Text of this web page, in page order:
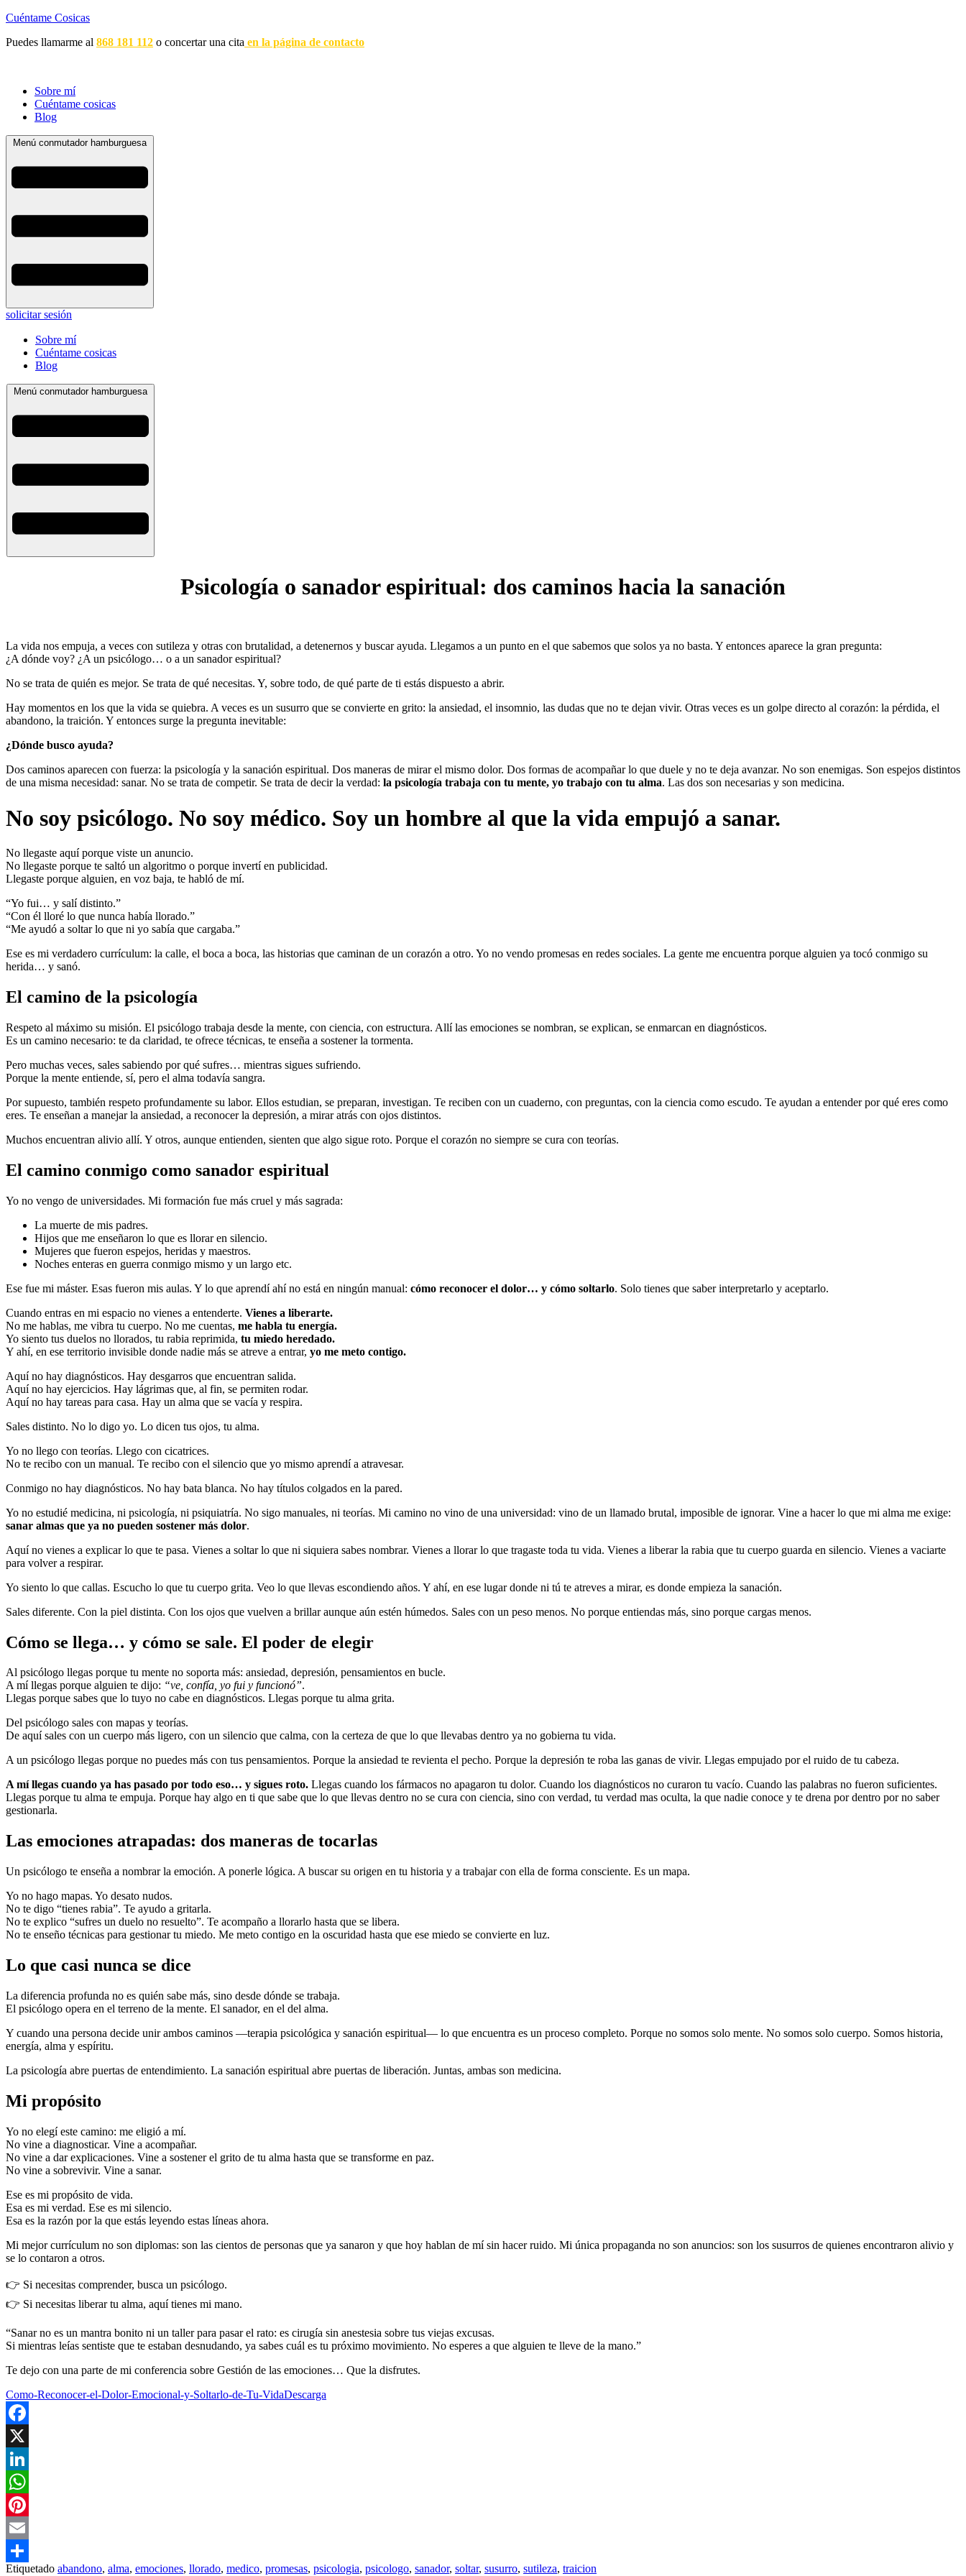
Cuéntame Cosicas
Puedes llamarme al 868 181 112 o concertar una cita en la página de contacto
Sobre mí
Cuéntame cosicas
Blog
Menú conmutador hamburguesa
solicitar sesión
Sobre mí
Cuéntame cosicas
Blog
Menú conmutador hamburguesa
Psicología o sanador espiritual: dos caminos hacia la sanación
La vida nos empuja, a veces con sutileza y otras con brutalidad, a detenernos y buscar ayuda. Llegamos a un punto en el que sabemos que solos ya no basta. Y entonces aparece la gran pregunta:
¿A dónde voy? ¿A un psicólogo… o a un sanador espiritual?
No se trata de quién es mejor. Se trata de qué necesitas. Y, sobre todo, de qué parte de ti estás dispuesto a abrir.
Hay momentos en los que la vida se quiebra. A veces es un susurro que se convierte en grito: la ansiedad, el insomnio, las dudas que no te dejan vivir. Otras veces es un golpe directo al corazón: la pérdida, el
abandono, la traición. Y entonces surge la pregunta inevitable:
¿Dónde busco ayuda?
Dos caminos aparecen con fuerza: la psicología y la sanación espiritual. Dos maneras de mirar el mismo dolor. Dos formas de acompañar lo que duele y no te deja avanzar. No son enemigas. Son espejos distintos
de una misma necesidad: sanar. No se trata de competir. Se trata de decir la verdad: la psicología trabaja con tu mente, yo trabajo con tu alma. Las dos son necesarias y son medicina.
No soy psicólogo. No soy médico. Soy un hombre al que la vida empujó a sanar.
No llegaste aquí porque viste un anuncio.
No llegaste porque te saltó un algoritmo o porque invertí en publicidad.
Llegaste porque alguien, en voz baja, te habló de mí.
“Yo fui… y salí distinto.”
“Con él lloré lo que nunca había llorado.”
“Me ayudó a soltar lo que ni yo sabía que cargaba.”
Ese es mi verdadero currículum: la calle, el boca a boca, las historias que caminan de un corazón a otro. Yo no vendo promesas en redes sociales. La gente me encuentra porque alguien ya tocó conmigo su
herida… y sanó.
El camino de la psicología
Respeto al máximo su misión. El psicólogo trabaja desde la mente, con ciencia, con estructura. Allí las emociones se nombran, se explican, se enmarcan en diagnósticos.
Es un camino necesario: te da claridad, te ofrece técnicas, te enseña a sostener la tormenta.
Pero muchas veces, sales sabiendo por qué sufres… mientras sigues sufriendo.
Porque la mente entiende, sí, pero el alma todavía sangra.
Por supuesto, también respeto profundamente su labor. Ellos estudian, se preparan, investigan. Te reciben con un cuaderno, con preguntas, con la ciencia como escudo. Te ayudan a entender por qué eres como
eres. Te enseñan a manejar la ansiedad, a reconocer la depresión, a mirar atrás con ojos distintos.
Muchos encuentran alivio allí. Y otros, aunque entienden, sienten que algo sigue roto. Porque el corazón no siempre se cura con teorías.
El camino conmigo como sanador espiritual
Yo no vengo de universidades. Mi formación fue más cruel y más sagrada:
La muerte de mis padres.
Hijos que me enseñaron lo que es llorar en silencio.
Mujeres que fueron espejos, heridas y maestros.
Noches enteras en guerra conmigo mismo y un largo etc.
Ese fue mi máster. Esas fueron mis aulas. Y lo que aprendí ahí no está en ningún manual: cómo reconocer el dolor… y cómo soltarlo. Solo tienes que saber interpretarlo y aceptarlo.
Cuando entras en mi espacio no vienes a entenderte. Vienes a liberarte.
No me hablas, me vibra tu cuerpo. No me cuentas, me habla tu energía.
Yo siento tus duelos no llorados, tu rabia reprimida, tu miedo heredado.
Y ahí, en ese territorio invisible donde nadie más se atreve a entrar, yo me meto contigo.
Aquí no hay diagnósticos. Hay desgarros que encuentran salida.
Aquí no hay ejercicios. Hay lágrimas que, al fin, se permiten rodar.
Aquí no hay tareas para casa. Hay un alma que se vacía y respira.
Sales distinto. No lo digo yo. Lo dicen tus ojos, tu alma.
Yo no llego con teorías. Llego con cicatrices.
No te recibo con un manual. Te recibo con el silencio que yo mismo aprendí a atravesar.
Conmigo no hay diagnósticos. No hay bata blanca. No hay títulos colgados en la pared.
Yo no estudié medicina, ni psicología, ni psiquiatría. No sigo manuales, ni teorías. Mi camino no vino de una universidad: vino de un llamado brutal, imposible de ignorar. Vine a hacer lo que mi alma me exige:
sanar almas que ya no pueden sostener más dolor.
Aquí no vienes a explicar lo que te pasa. Vienes a soltar lo que ni siquiera sabes nombrar. Vienes a llorar lo que tragaste toda tu vida. Vienes a liberar la rabia que tu cuerpo guarda en silencio. Vienes a vaciarte
para volver a respirar.
Yo siento lo que callas. Escucho lo que tu cuerpo grita. Veo lo que llevas escondiendo años. Y ahí, en ese lugar donde ni tú te atreves a mirar, es donde empieza la sanación.
Sales diferente. Con la piel distinta. Con los ojos que vuelven a brillar aunque aún estén húmedos. Sales con un peso menos. No porque entiendas más, sino porque cargas menos.
Cómo se llega… y cómo se sale. El poder de elegir
Al psicólogo llegas porque tu mente no soporta más: ansiedad, depresión, pensamientos en bucle.
A mí llegas porque alguien te dijo: “ve, confía, yo fui y funcionó”.
Llegas porque sabes que lo tuyo no cabe en diagnósticos. Llegas porque tu alma grita.
Del psicólogo sales con mapas y teorías.
De aquí sales con un cuerpo más ligero, con un silencio que calma, con la certeza de que lo que llevabas dentro ya no gobierna tu vida.
A un psicólogo llegas porque no puedes más con tus pensamientos. Porque la ansiedad te revienta el pecho. Porque la depresión te roba las ganas de vivir. Llegas empujado por el ruido de tu cabeza.
A mí llegas cuando ya has pasado por todo eso… y sigues roto. Llegas cuando los fármacos no apagaron tu dolor. Cuando los diagnósticos no curaron tu vacío. Cuando las palabras no fueron suficientes.
Llegas porque tu alma te empuja. Porque hay algo en ti que sabe que lo que llevas dentro no se cura con ciencia, sino con verdad, tu verdad mas oculta, la que nadie conoce y te drena por dentro por no saber
gestionarla.
Las emociones atrapadas: dos maneras de tocarlas
Un psicólogo te enseña a nombrar la emoción. A ponerle lógica. A buscar su origen en tu historia y a trabajar con ella de forma consciente. Es un mapa.
Yo no hago mapas. Yo desato nudos.
No te digo “tienes rabia”. Te ayudo a gritarla.
No te explico “sufres un duelo no resuelto”. Te acompaño a llorarlo hasta que se libera.
No te enseño técnicas para gestionar tu miedo. Me meto contigo en la oscuridad hasta que ese miedo se convierte en luz.
Lo que casi nunca se dice
La diferencia profunda no es quién sabe más, sino desde dónde se trabaja.
El psicólogo opera en el terreno de la mente. El sanador, en el del alma.
Y cuando una persona decide unir ambos caminos —terapia psicológica y sanación espiritual— lo que encuentra es un proceso completo. Porque no somos solo mente. No somos solo cuerpo. Somos historia,
energía, alma y espíritu.
La psicología abre puertas de entendimiento. La sanación espiritual abre puertas de liberación. Juntas, ambas son medicina.
Mi propósito
Yo no elegí este camino: me eligió a mí.
No vine a diagnosticar. Vine a acompañar.
No vine a dar explicaciones. Vine a sostener el grito de tu alma hasta que se transforme en paz.
No vine a sobrevivir. Vine a sanar.
Ese es mi propósito de vida.
Esa es mi verdad. Ese es mi silencio.
Esa es la razón por la que estás leyendo estas líneas ahora.
Mi mejor currículum no son diplomas: son las cientos de personas que ya sanaron y que hoy hablan de mí sin hacer ruido. Mi única propaganda no son anuncios: son los susurros de quienes encontraron alivio y
se lo contaron a otros.
👉 Si necesitas comprender, busca un psicólogo.
👉 Si necesitas liberar tu alma, aquí tienes mi mano.
“Sanar no es un mantra bonito ni un taller para pasar el rato: es cirugía sin anestesia sobre tus viejas excusas.
Si mientras leías sentiste que te estaban desnudando, ya sabes cuál es tu próximo movimiento. No esperes a que alguien te lleve de la mano.”
Te dejo con una parte de mi conferencia sobre Gestión de las emociones… Que la disfrutes.
Como-Reconocer-el-Dolor-Emocional-y-Soltarlo-de-Tu-VidaDescarga
Facebook
X
LinkedIn
WhatsApp
Pinterest
Email
Compartir
Etiquetado abandono, alma, emociones, llorado, medico, promesas, psicologia, psicologo, sanador, soltar, susurro, sutileza, traicion